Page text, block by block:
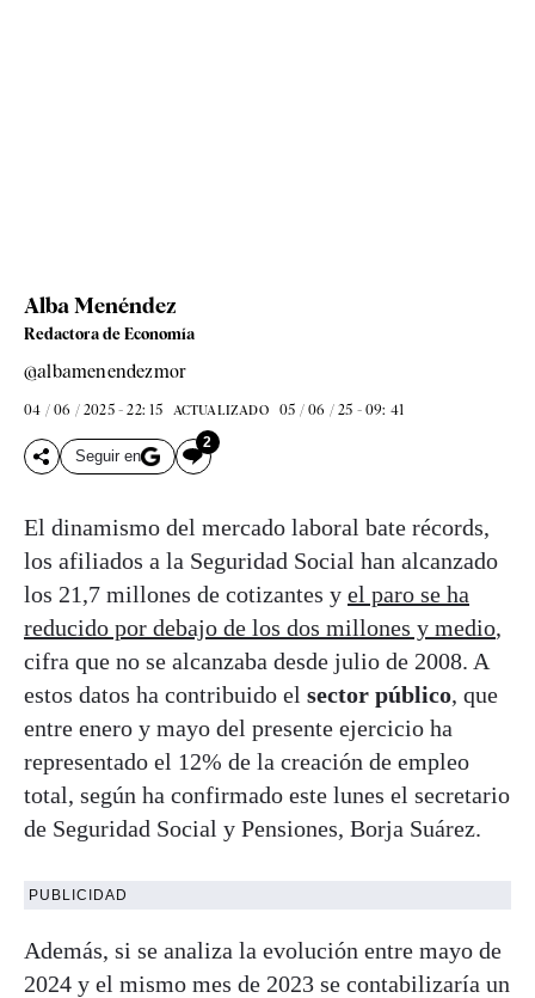
Alba Menéndez
Redactora de Economía
@albamenendezmor
04 / 06 / 2025 - 22: 15 ACTUALIZADO 05 / 06 / 25 - 09: 41
Seguir en
2
El dinamismo del mercado laboral bate récords,
los afiliados a la Seguridad Social han alcanzado
los 21,7 millones de cotizantes y el paro se ha
reducido por debajo de los dos millones y medio,
cifra que no se alcanzaba desde julio de 2008. A
estos datos ha contribuido el sector público, que
entre enero y mayo del presente ejercicio ha
representado el 12% de la creación de empleo
total, según ha confirmado este lunes el secretario
de Seguridad Social y Pensiones, Borja Suárez.
PUBLICIDAD
Además, si se analiza la evolución entre mayo de
2024 y el mismo mes de 2023 se contabilizaría un